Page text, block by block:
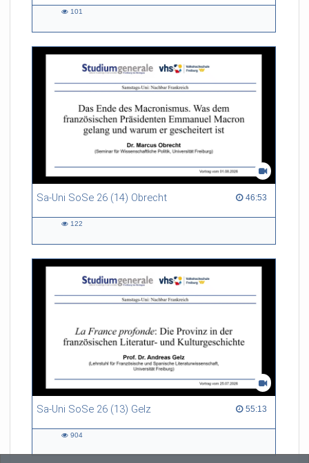
101
Sa-Uni SoSe 26 (14) Obrecht 46:53
46:53 duration
122
Sa-Uni SoSe 26 (13) Gelz 55:13
55:13 duration
904